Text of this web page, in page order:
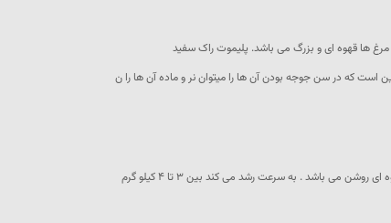
ها قهوه ای و بزرگ می باشد. پلیموت راک سفید